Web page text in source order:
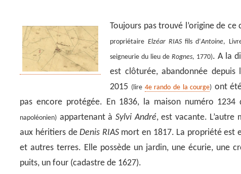
Toujours pas trouvé l’origine de
propriétaire Elzéar RIASfils d’Antoine,
seigneurie du lieu deRognes, 1770). A la
est clôturée, abandonnée
2015 (lire 4e rando de la courge) ont
pas encore protégée. En 1836, la maison numéro 1234
napoléonien) appartenant àSylvi André, est vacante. L’autre
aux héritiers deDenis RIASmort en 1817. La propriété est
et autres terres. Elle possède un jardin, une écurie, une
puits, un four (cadastre de 1627).